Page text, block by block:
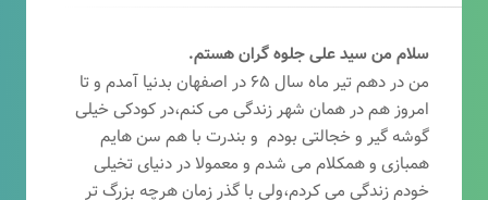
سلام من سید علی جلوه گران هستم.
من در دهم تیر ماه سال ۶۵ در اصفهان بدنیا آمدم و تا
امروز هم در همان شهر زندگی می کنم،در کودکی خیلی
گوشه گیر و خجالتی بودم و بندرت با هم سن هایم
همبازی و همکلام می شدم و معمولا در دنیای تخیلی
خودم زندگی می کردم،ولی با گذر زمان هرچه بزرگ تر